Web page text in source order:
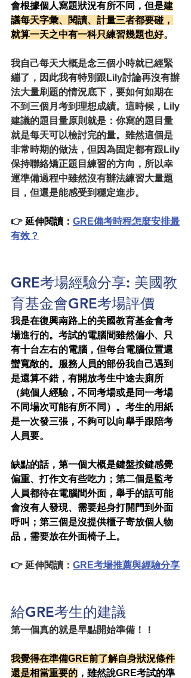
會根據個人寫題狀況有所不同，但是建
議每天字彙、閱讀、計量三者都要碰，
就算一天之中有一科只練習幾題也好。
我自己每天大概是念三個小時就已經緊
繃了，因此我有特別跟Lily討論再沒有辦
法大量刷題的情況底下，要如何如期在
不到三個月考到理想成績。這時候，Lily
建議的題目量原則就是：你寫的題目量
就是每天可以檢討完的量。雖然這個是
非常時期的做法，但因為固定都有跟Lily
保持聯絡矯正題目練習的方向，所以幸
運準備過程中雖然沒有辦法練習大量題
目，但還是能感受到穩定進步。
👉 延伸閱讀： GRE備考時程怎麼安排最
有效？
GRE考場經驗分享: 美國教
育基金會GRE考場評價
我是在復興南路上的美國教育基金會考
場進行的。考試的電腦間雖然偏小、只
有十台左右的電腦，但每台電腦位置還
蠻寬敞的。服務人員的部份我自己遇到
是還算不錯，有開放考生中途去廁所
（純個人經驗，不同考場或是同一考場
不同場次可能有所不同）。考生的用紙
是一次發三張，不夠可以向舉手跟陪考
人員要。
缺點的話，第一個大概是鍵盤按鍵感覺
偏重、打作文有些吃力；第二個是監考
人員都待在電腦間外面，舉手的話可能
會沒有人發現、需要起身打開門到外面
呼叫；第三個是沒提供櫃子寄放個人物
品，需要放在外面椅子上。
👉 延伸閱讀： GRE考場推薦與經驗分享
給GRE考生的建議
第一個真的就是早點開始準備！！
我覺得在準備GRE前了解自身狀況條件
還是相當重要的 ，雖然說GRE考試的準